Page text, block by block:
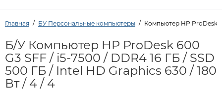
Главная БУ Персональные компьютеры Компьютер HP ProDesk
Б/У Компьютер HP ProDesk 600
G3 SFF / i5-7500 / DDR4 16 ГБ / SSD
500 ГБ / Intel HD Graphics 630 / 180
Вт / 4 / 4